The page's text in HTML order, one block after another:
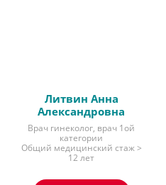
Литвин Анна
Александровна
Врач гинеколог, врач 1ой
категории
Общий медицинский стаж >
12 лет